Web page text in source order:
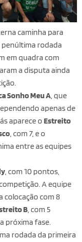
caminha para
penúltima rodada
em quadra com
a disputa ainda
Sonho Meu A, que
apenas de
aparece o Estreito
, com 7, e o
entre as equipes
, com 10 pontos,
A equipe
colocação com 8
B, com 5
próxima fase.
rodada da primeira